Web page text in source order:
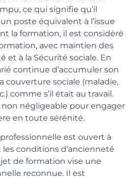
ce qui signifie qu’il
poste équivalent à l’issue
la formation, il est considéré
avec maintien des
et à la Sécurité sociale. En
continue d’accumuler son
couverture sociale (maladie,
comme s’il était au travail.
négligeable pour engager
en toute sérénité.
est ouvert à
conditions d’ancienneté
de formation vise une
reconnue. Il est